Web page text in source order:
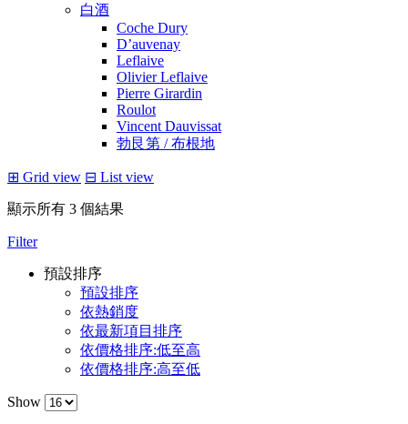
白酒
Coche Dury
D’auvenay
Leflaive
Olivier Leflaive
Pierre Girardin
Roulot
Vincent Dauvissat
勃艮第 / 布根地
⊞ Grid view ⊟ List view
顯示所有 3 個結果
Filter
預設排序
預設排序
依熱銷度
依最新項目排序
依價格排序:低至高
依價格排序:高至低
Show